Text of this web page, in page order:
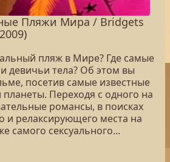
Пляжи Мира / Bridgets
пляж в Мире? Где самые
девичьи тела? Об этом вы
посетив самые известные
Переходя с одного на
романсы, в поисках
и релаксирующего места на
самого сексуального...